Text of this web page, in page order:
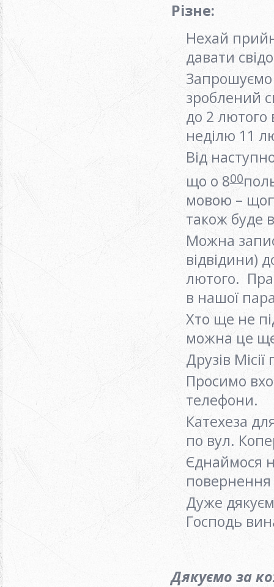
Різне:
Нехай
давати
Запрошуємо
зроблений
до 2
неділю 11
Від
що о 800
мовою –
також буде
Можна
відвідини)
лютого.
в нашої
Хто ще не
можна це
Друзів
Просимо
телефони.
Катехеза
по вул.
Єднаймося
повернення
Дуже
Господь
Дякуємо за